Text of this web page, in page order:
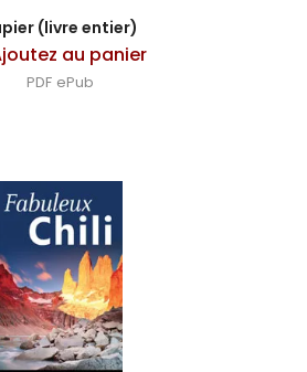
(livre entier)
au panier
PDF ePub